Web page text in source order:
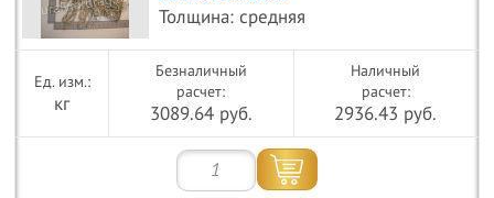
Толщина: средняя
кг
Безналичный
расчет:
3089.64 руб.
Наличный
расчет:
2936.43 руб.